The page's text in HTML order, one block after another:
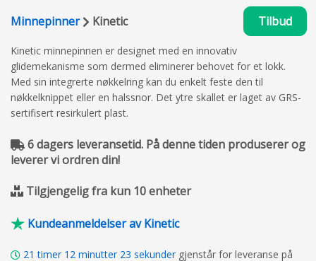
Minnepinner Kinetic Tilbud
Kinetic minnepinnen er designet med en innovativ
glidemekanisme som dermed eliminerer behovet for et lokk.
Med sin integrerte nøkkelring kan du enkelt feste den til
nøkkelknippet eller en halssnor. Det ytre skallet er laget av GRS-
sertifisert resirkulert plast.
6 dagers leveransetid. På denne tiden produserer og
leverer vi ordren din!
Tilgjengelig fra kun 10 enheter
Kundeanmeldelser av Kinetic
21 timer 12 minutter 22 sekunder gjenstår for leveranse på